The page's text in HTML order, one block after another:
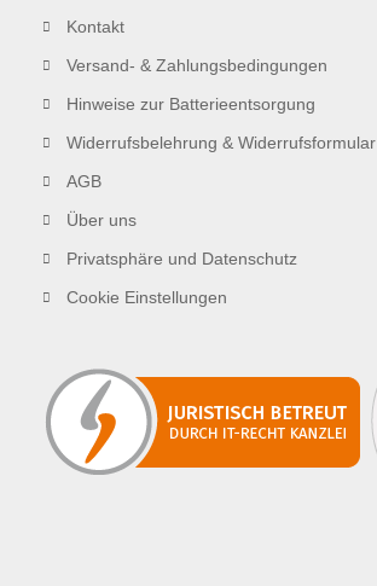
Kontakt
Versand- & Zahlungsbedingungen
Hinweise zur Batterieentsorgung
Widerrufsbelehrung & Widerrufsformular
AGB
Über uns
Privatsphäre und Datenschutz
Cookie Einstellungen